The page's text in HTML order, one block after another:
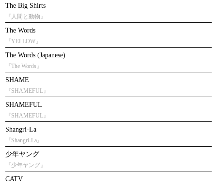
The Big Shirts
『人間と動物』
The Words
『YELLOW』
The Words (Japanese)
『The Words』
SHAME
『SHAMEFUL』
SHAMEFUL
『SHAMEFUL』
Shangri-La
『Shangri-La』
少年ヤング
『少年ヤング』
CATV